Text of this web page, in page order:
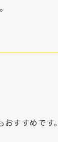
すすめです。